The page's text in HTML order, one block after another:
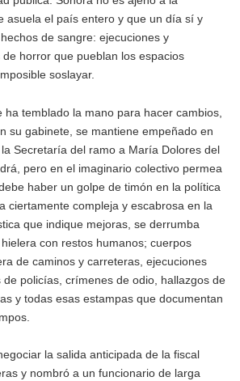
asuela el país entero y que un día sí y
de sangre: ejecuciones y
horror que pueblan los espacios
soslayar.
ha temblado la mano para hacer cambios,
su gabinete, se mantiene empeñado en
Secretaría del ramo a María Dolores del
pero en el imaginario colectivo permea
haber un golpe de timón en la política
ciertamente compleja y escabrosa en la
que indique mejoras, se derrumba
con restos humanos; cuerpos
de caminos y carreteras, ejecuciones
policías, crímenes de odio, hallazgos de
y todas esas estampas que documentan
la salida anticipada de la fiscal
y nombró a un funcionario de larga